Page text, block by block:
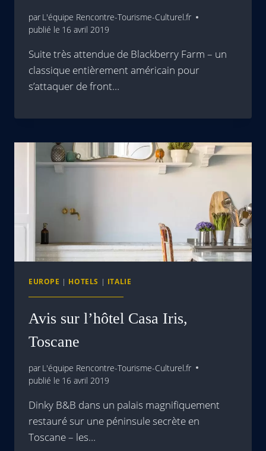
par L'équipe Rencontre-Tourisme-Culturel.fr
publié le 16 avril 2019
Suite très attendue de Blackberry Farm – un
classique entièrement américain pour
s’attaquer de front…
EUROPE | HOTELS | ITALIE
Avis sur l’hôtel Casa Iris,
Toscane
par L'équipe Rencontre-Tourisme-Culturel.fr
publié le 16 avril 2019
Dinky B&B dans un palais magnifiquement
restauré sur une péninsule secrète en
Toscane – les…